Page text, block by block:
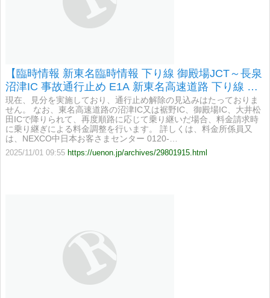
【臨時情報 新東名臨時情報 下り線 御殿場JCT～長泉
沼津IC 事故通行止め E1A 新東名高速道路 下り線 御
殿場JCT～長泉沼津IC間において、事故のため8時08
分から通行止】
現在、見分を実施しており、通行止め解除の見込みはたっておりま
せん。 なお、東名高速道路の沼津IC又は裾野IC、御殿場IC、大井松
田ICで降りられて、再度順路に応じて乗り継いだ場合、料金請求時
に乗り継ぎによる料金調整を行います。 詳しくは、料金所係員又
は、NEXCO中日本お客さまセンター 0120-…
2025/11/01 09:55 https://uenon.jp/archives/29801915.html